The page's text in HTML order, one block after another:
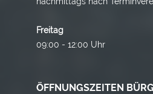
Freitag
09:00 - 12:00 Uhr
ÖFFNUNGSZEITEN